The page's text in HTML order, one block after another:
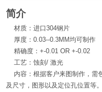
简介
材质：进口304钢片
厚度：0.03--0.3MM均可制作
精确度：+-0.01 OR +-0.02
工艺：蚀刻/ 激光
内容：根据客户来图制作，需
及尺寸，图形以及定位孔位置等。